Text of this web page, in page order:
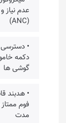
عدم نیاز
(ANC)
•
دکمه
گوشی ها
• هدبند
فوم
مدت